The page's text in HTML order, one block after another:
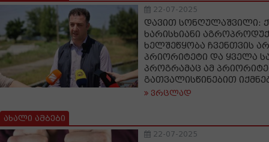
22-07-2025
დავით სონღულაშვილი:
ხარისხიანი
ხელშეწყობა ჩვენთვის
პრიორიტეტი და ყველა
პროგრამაც ამ
გათვალისწინებით
ვრცლად
ახალი ამბები
22-07-2025